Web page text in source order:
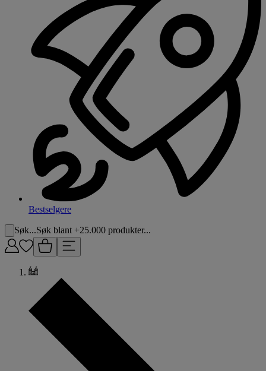
Bestselgere
Søk...Søk blant +25.000 produkter...